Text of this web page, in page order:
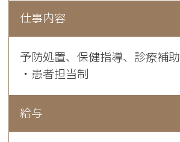
仕事内容
予防処置、保健指導、診療補助
・患者担当制
給与